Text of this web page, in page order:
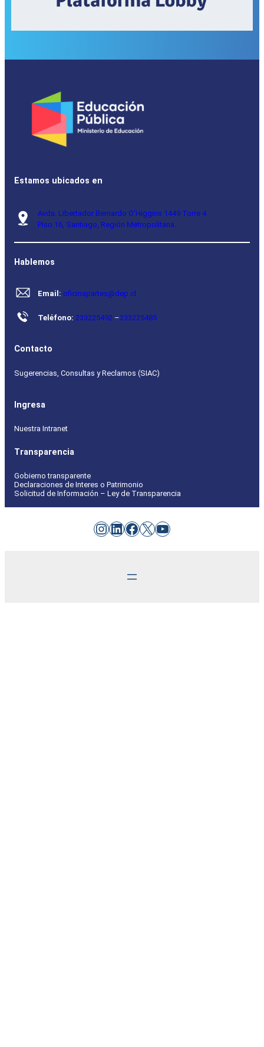
Estamos ubicados en
Avda. Libertador Bernardo O’Higgins 1449 Torre 4
Piso 16, Santiago, Región Metropolitana.
Hablemos
Email: oficinapartes@dep.cl
Teléfono: 233225492 –233225485
Contacto
Sugerencias, Consultas y Reclamos (SIAC)
Ingresa
Nuestra Intranet
Transparencia
Gobierno transparente
Declaraciones de Interes o Patrimonio
Solicitud de Información – Ley de Transparencia
Instagram
LinkedIn
Facebook
X YouTube